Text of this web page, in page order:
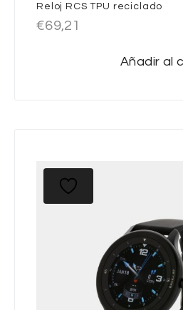
Reloj RCS TPU reciclado
€69,21
Añadir al